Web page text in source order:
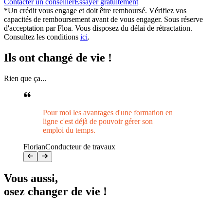
*Un crédit vous engage et doit être remboursé. Vérifiez vos
capacités de remboursement avant de vous engager. Sous réserve
d'acceptation par Floa. Vous disposez du délai de rétractation.
Consultez les conditions ici.
Ils ont changé de vie !
Rien que ça...
Pour moi les avantages d'une formation en
ligne c'est déjà de pouvoir gérer son
emploi du temps.
FlorianConducteur de travaux
Vous aussi,
osez changer de vie !